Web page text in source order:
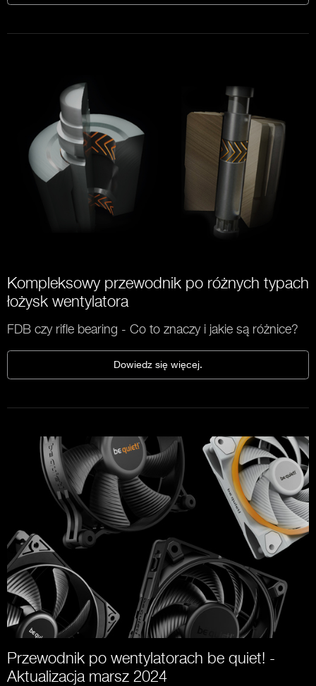
Kompleksowy przewodnik po różnych typach
łożysk wentylatora
FDB czy rifle bearing - Co to znaczy i jakie są różnice?
Dowiedz się więcej.
Przewodnik po wentylatorach be quiet! -
Aktualizacja marsz 2024